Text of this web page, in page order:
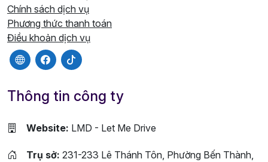
Chính sách dịch vụ
Phương thức thanh toán
Điều khoản dịch vụ
Thông tin công ty
Website: LMD - Let Me Drive
Trụ sở: 231-233 Lê Thánh Tôn, Phường Bến Thành,